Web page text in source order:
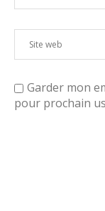
Garder mon
pour prochain